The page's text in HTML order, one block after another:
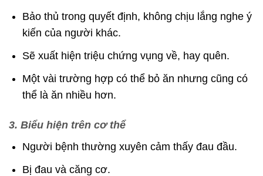
Bảo thủ trong quyết định, không chịu lắng nghe ý
kiến của người khác.
Sẽ xuất hiện triệu chứng vụng về, hay quên.
Một vài trường hợp có thể bỏ ăn nhưng cũng có
thể là ăn nhiều hơn.
3. Biểu hiện trên cơ thể
Người bệnh thường xuyên cảm thấy đau đầu.
Bị đau và căng cơ.